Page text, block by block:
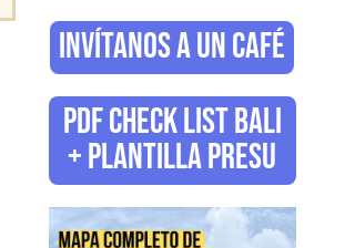
INVÍTANOS A UN CAFÉ
PDF CHECK LIST BALI
+ PLANTILLA PRESU